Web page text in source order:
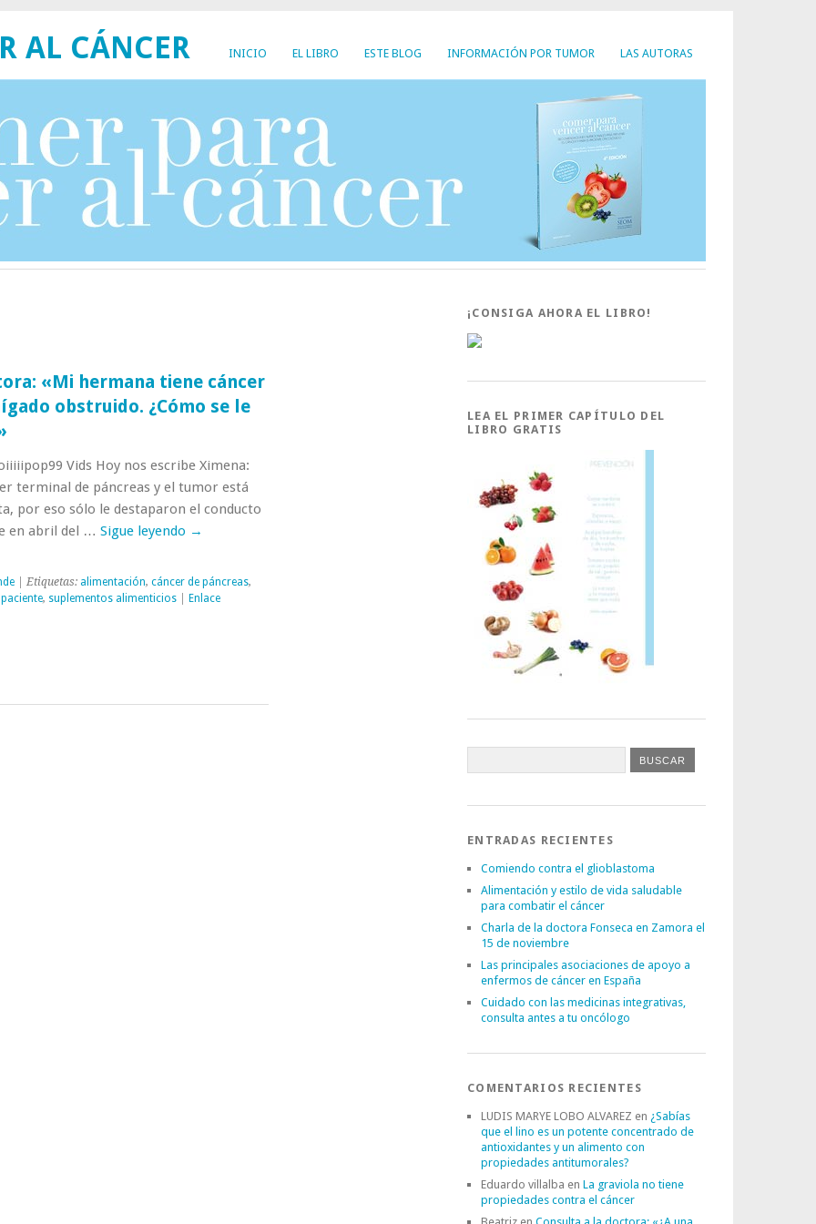
INICIO EL LIBRO ESTE BLOG INFORMACIÓN POR TUMOR LAS AUTORAS
AL CÁNCER
«Mi hermana tiene cáncer
obstruido. ¿Cómo se le
Vids Hoy nos escribe Ximena:
terminal de páncreas y el tumor está
por eso sólo le destaparon el conducto
en abril del … Sigue leyendo →
| Etiquetas: alimentación, cáncer de páncreas,
paciente, suplementos alimenticios|
Enlace
¡CONSIGA AHORA EL LIBRO!
LEA EL PRIMER CAPÍTULO DEL
LIBRO GRATIS
ENTRADAS RECIENTES
Comiendo contra el glioblastoma
Alimentación y estilo de vida saludable
para combatir el cáncer
Charla de la doctora Fonseca en Zamora el
15 de noviembre
Las principales asociaciones de apoyo a
enfermos de cáncer en España
Cuidado con las medicinas integrativas,
consulta antes a tu oncólogo
COMENTARIOS RECIENTES
LUDIS MARYE LOBO ALVAREZ en ¿Sabías
que el lino es un potente concentrado de
antioxidantes y un alimento con
propiedades antitumorales?
Eduardo villalba en La graviola no tiene
propiedades contra el cáncer